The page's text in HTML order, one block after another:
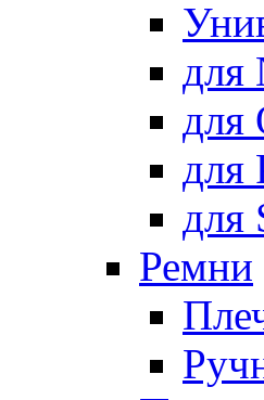
для
для
для
для
Ремни